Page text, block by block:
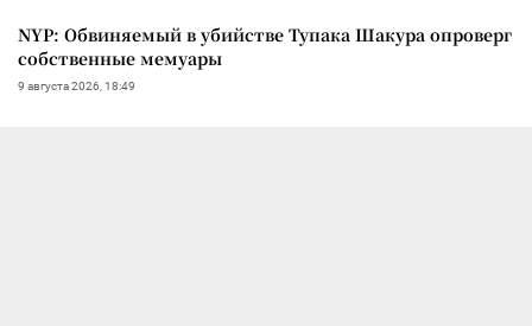
NYP: Обвиняемый в убийстве Тупака Шакура опроверг
собственные мемуары
9 августа 2026, 18:49